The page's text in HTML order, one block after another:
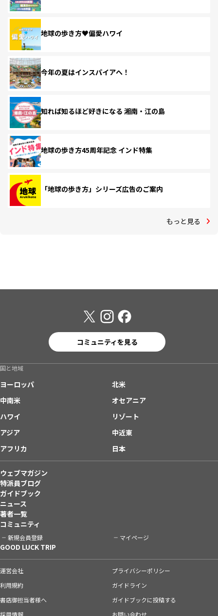
地球の歩き方♥偏愛ハワイ
今年の夏はインスパイアへ！
知れば知るほど好きになる 湘南・江の島
地球の歩き方45周年記念 インド特集
「地球の歩き方」シリーズ広告のご案内
もっと見る
コミュニティを見る
国と地域
ヨーロッパ
北米
中南米
オセアニア
ハワイ
リゾート
アジア
中近東
アフリカ
日本
ウェブマガジン
特派員ブログ
ガイドブック
ニュース
著者一覧
コミュニティ
新規会員登録 マイページ
GOOD LUCK TRIP
運営会社
プライバシーポリシー
利用規約
ガイドライン
書店御担当者様へ
ガイドブックに投稿する
採用情報
お問い合わせ